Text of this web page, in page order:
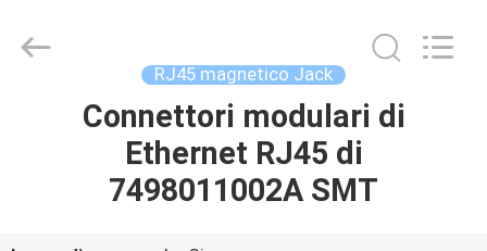
PRODOTTI
Electronics
RJ45 magnetico Jack
Connettori modulari di
Ethernet RJ45 di
7498011002A SMT